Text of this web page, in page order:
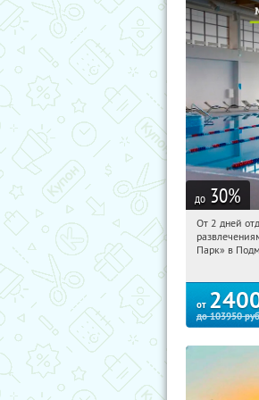
до 30%
16:34:33
Московская
От 2 дней
Парк» в
от
до103950